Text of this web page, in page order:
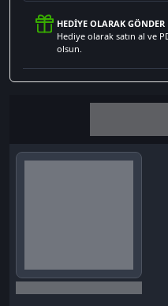
HEDIYE OLARAK GÖNDER
Hediye olarak satın al ve
olsun.